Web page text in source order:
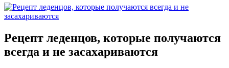
Рецепт леденцов, которые получаются
всегда и не засахариваются